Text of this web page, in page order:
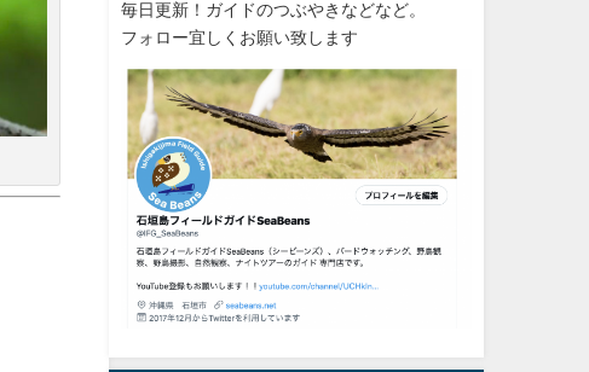
毎日更新！ガイドのつぶやきなどなど。
フォロー宜しくお願い致します